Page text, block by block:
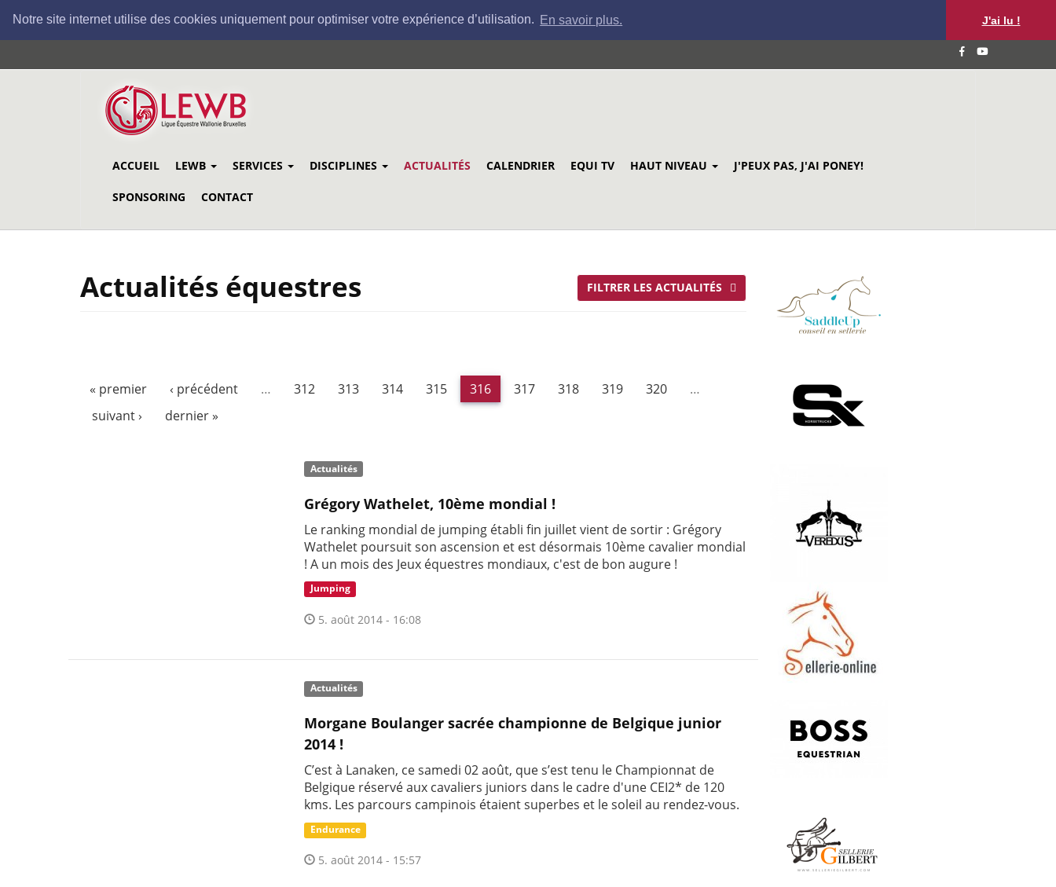
Notre site internet utilise des cookies uniquement pour optimiser votre expérience d’utilisation. En savoir plus. J'ai lu !
au
ACCUEIL LEWB SERVICES DISCIPLINES ACTUALITÉS CALENDRIER EQUI TV HAUT NIVEAU J'PEUX PAS, J'AI PONEY!
SPONSORING CONTACT
Actualités équestres FILTRER LES ACTUALITÉS
« premier ‹ précédent … 312 313 314 315 316 317 318 319 320
…
suivant ›
dernier »
Actualités
Grégory Wathelet, 10ème mondial !
Le ranking mondial de jumping établi fin juillet vient de sortir : Grégory
Wathelet poursuit son ascension et est désormais 10ème cavalier mondial
! A un mois des Jeux équestres mondiaux, c'est de bon augure !
Jumping
5. août 2014 - 16:08
Actualités
Morgane Boulanger sacrée championne de Belgique junior
2014 !
C’est à Lanaken, ce samedi 02 août, que s’est tenu le Championnat de
Belgique réservé aux cavaliers juniors dans le cadre d'une CEI2* de 120
kms. Les parcours campinois étaient superbes et le soleil au rendez-vous.
Endurance
5. août 2014 - 15:57